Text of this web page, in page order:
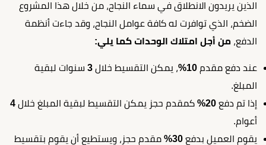
الذين يريدون الانطلاق في سماء النجاح، من خلال هذا المشروع
الضخم، الذي توافرت له كافة عوامل النجاح، وقد جاءت أنظمة
الدفع، من أجل امتلاك الوحدات كما يلي:
عند دفع مقدم 10% ، يمكن التقسيط خلال 3 سنوات لبقية
المبلغ.
إذا تم دفع 20% كمقدم حجز يمكن التقسيط لبقية المبلغ خلال 4
أعوام.
يقوم العميل بدفع 30%
مقدم حجز، ويستطيع أن يقوم بتقسيط